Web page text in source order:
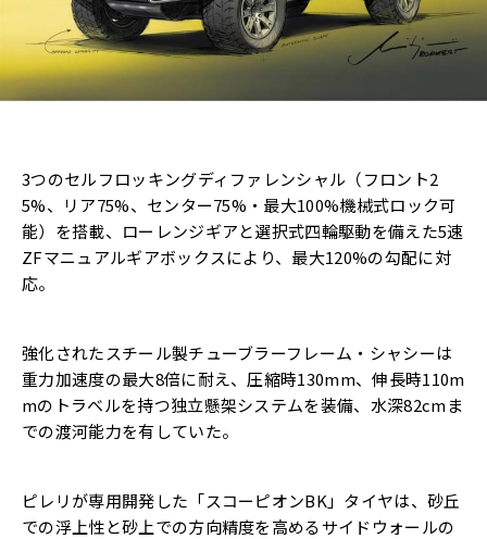
3つのセルフロッキングディファレンシャル（フロント2
5%、リア75%、センター75%・最大100%機械式ロック可
能）を搭載、ローレンジギアと選択式四輪駆動を備えた5速
ZFマニュアルギアボックスにより、最大120%の勾配に対
応。
強化されたスチール製チューブラーフレーム・シャシーは
重力加速度の最大8倍に耐え、圧縮時130mm、伸長時110m
mのトラベルを持つ独立懸架システムを装備、水深82cmま
での渡河能力を有していた。
ピレリが専用開発した「スコーピオンBK」タイヤは、砂丘
での浮上性と砂上での方向精度を高めるサイドウォールの